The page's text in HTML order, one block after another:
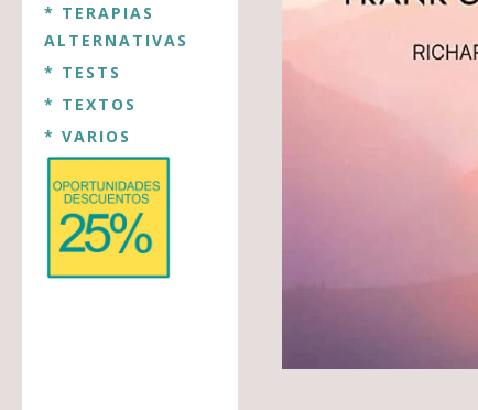
* TERAPIAS
ALTERNATIVAS
* TESTS
* TEXTOS
* VARIOS